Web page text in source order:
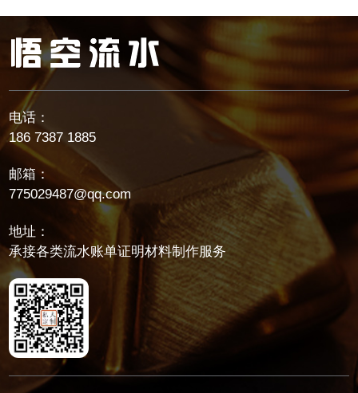
电话：
186 7387 1885
邮箱：
775029487@qq.com
地址：
承接各类流水账单证明材料制作服务